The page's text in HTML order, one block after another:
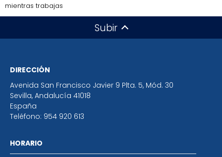
mientras trabajas
Subir
DIRECCIÓN
Avenida San Francisco Javier 9 Plta. 5, Mód. 30
Sevilla, Andalucía 41018
España
Teléfono: 954 920 613
HORARIO